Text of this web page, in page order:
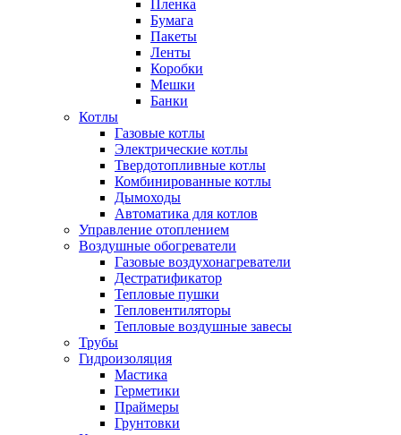
Пленка
Бумага
Пакеты
Ленты
Коробки
Мешки
Банки
Котлы
Газовые котлы
Электрические котлы
Твердотопливные котлы
Комбинированные котлы
Дымоходы
Автоматика для котлов
Управление отоплением
Воздушные обогреватели
Газовые воздухонагреватели
Дестратификатор
Тепловые пушки
Тепловентиляторы
Тепловые воздушные завесы
Трубы
Гидроизоляция
Мастика
Герметики
Праймеры
Грунтовки